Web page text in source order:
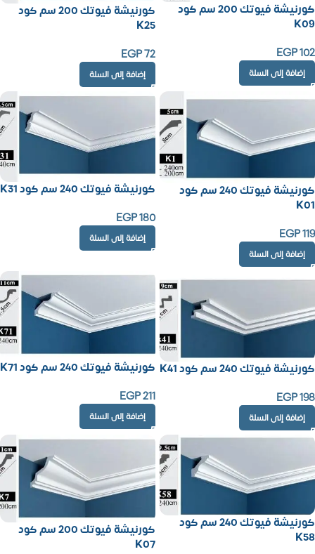
كورنيشة فيوتك 200 سم كود
K09
EGP102
إضافة إلى السلة
كورنيشة فيوتك 200 سم كود
K25
EGP72
إضافة إلى السلة
كورنيشة فيوتك 240 سم كود
K01
EGP119
إضافة إلى السلة
كورنيشة فيوتك 240 سم كود K31
EGP180
إضافة إلى السلة
كورنيشة فيوتك 240 سم كود K41
EGP198
إضافة إلى السلة
كورنيشة فيوتك 240 سم كود K71
EGP211
إضافة إلى السلة
كورنيشة فيوتك 240 سم كود
K58
كورنيشة فيوتك 200 سم كود
K07